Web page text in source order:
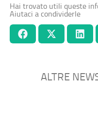
Hai trovato utili queste
Aiutaci a condividerle
ALTRE